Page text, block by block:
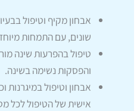
אבחון מקיף וטיפול
שונים, עם התמחות
טיפול בהפרעות שינה
והפסקות נשימה בשינה.
אבחון וטיפול
אישית של הטיפול לכל